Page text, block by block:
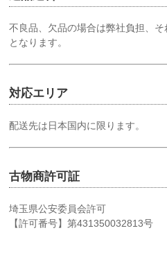
不良品、欠品の場合は弊社負担、
となります。
対応エリア
配送先は日本国内に限ります。
古物商許可証
埼玉県公安委員会許可
【許可番号】第431350032813号